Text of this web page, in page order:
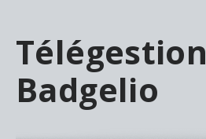
Télégestion
Badgelio